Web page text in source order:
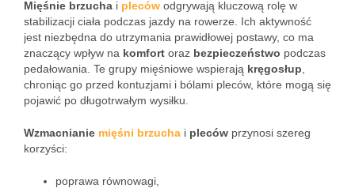
Mięśnie brzucha i pleców odgrywają kluczową rolę w
stabilizacji ciała podczas jazdy na rowerze. Ich aktywność
jest niezbędna do utrzymania prawidłowej postawy, co ma
znaczący wpływ na komfort oraz bezpieczeństwo podczas
pedałowania. Te grupy mięśniowe wspierają kręgosłup
chroniąc go przed kontuzjami i bólami pleców, które mogą się
pojawić po długotrwałym wysiłku.
Wzmacnianie mięśni brzucha i pleców przynosi szereg
korzyści:
poprawa równowagi,